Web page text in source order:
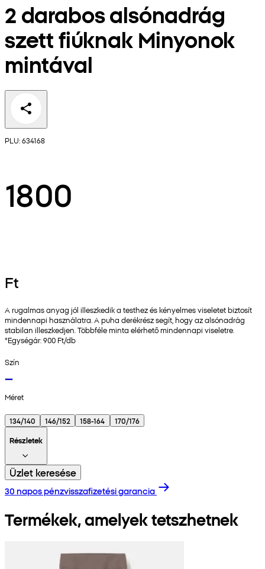
2 darabos alsónadrág
szett fiúknak Minyonok
mintával
PLU: 634168
1800
Ft
A rugalmas anyag jól illeszkedik a testhez és kényelmes viseletet biztosít
mindennapi használatra. A puha derékrész segít, hogy az alsónadrág
stabilan illeszkedjen. Többféle minta elérhető mindennapi viseletre.
*Egységár: 900 Ft/db
Szín
Méret
134/140 146/152 158-164
170/176
Részletek
Üzlet keresése
30 napos pénzvisszafizetési garancia
Termékek, amelyek tetszhetnek